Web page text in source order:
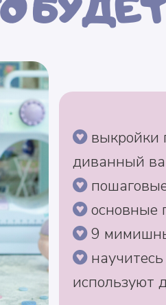
выкройки
диванный
основные
9
используют